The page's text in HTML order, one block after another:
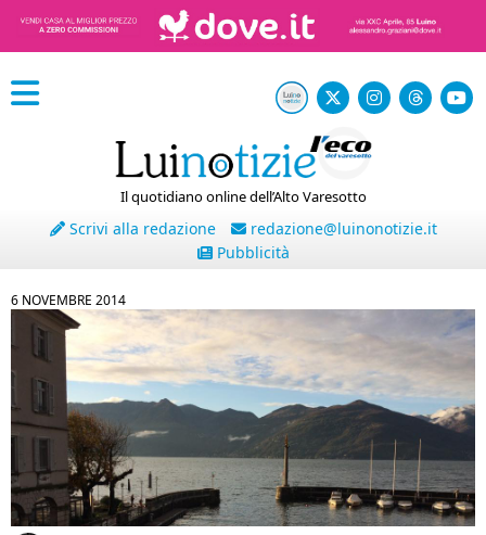
Il quotidiano online dell’Alto Varesotto
Scrivi alla redazione
redazione@luinonotizie.it
Pubblicità
6 NOVEMBRE 2014